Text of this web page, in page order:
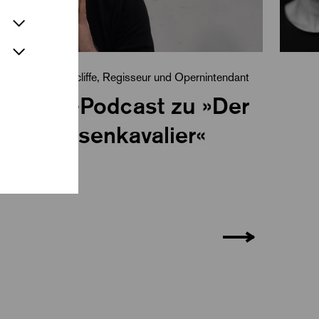
Mit Walter Sutcliffe, Regisseur und Opernintendant
Opern-Podcast zu »Der
Rosenkavalier«